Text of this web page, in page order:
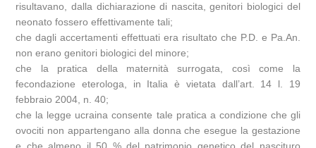
risultavano, dalla dichiarazione di nascita, genitori biologici del
neonato fossero effettivamente tali;
che dagli accertamenti effettuati era risultato che P.D. e Pa.An.
non erano genitori biologici del minore;
che la pratica della maternità surrogata, così come la
fecondazione eterologa, in Italia è vietata dall’art. 14 l. 19
febbraio 2004, n. 40;
che la legge ucraina consente tale pratica a condizione che gli
ovociti non appartengano alla donna che esegue la gestazione